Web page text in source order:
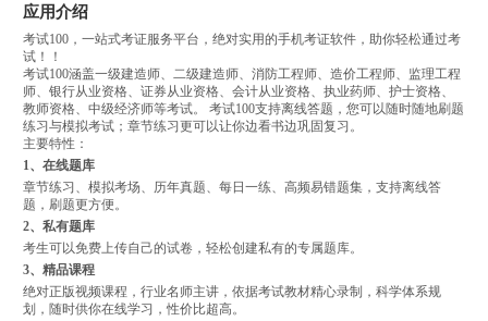
应用介绍
考试100，一站式考证服务平台，绝对实用的手机考证软件，助你轻松通过考
试！！
考试100涵盖一级建造师、二级建造师、消防工程师、造价工程师、监理工程
师、银行从业资格、证券从业资格、会计从业资格、执业药师、护士资格、
教师资格、中级经济师等考试。 考试100支持离线答题，您可以随时随地刷题
练习与模拟考试；章节练习更可以让你边看书边巩固复习。
主要特性：
1、在线题库
章节练习、模拟考场、历年真题、每日一练、高频易错题集，支持离线答
题，刷题更方便。
2、私有题库
考生可以免费上传自己的试卷，轻松创建私有的专属题库。
3、精品课程
绝对正版视频课程，行业名师主讲，依据考试教材精心录制，科学体系规
划，随时供你在线学习，性价比超高。